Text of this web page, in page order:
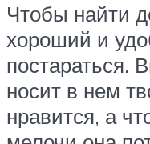
Чтобы найти
хороший и
постараться.
носит в нем
нравится, а